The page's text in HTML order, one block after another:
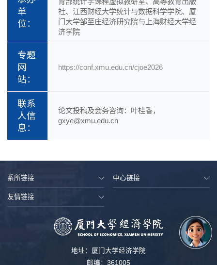
单
位：
社、江西财经大学统计与数据科学学院、厦
门大学邹至庄经济研究院与上海财经大学经
济学院
专题
网
站：
https://conf.xmu.edu.cn/cjoe2026
联系
人信
息：
论文投稿及会务咨询：叶桂香，
gxye@xmu.edu.cn
系所链接 中心链接
友情链接
地址：厦门大学经济学院
邮编：361005